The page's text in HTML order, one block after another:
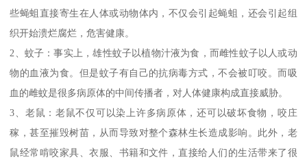
些蝇蛆直接寄生在人体或动物体内，不仅会引起蝇蛆，还会引起组
织开始溃烂腐烂，危害健康。
2、蚊子：事实上，雄性蚊子以植物汁液为食，而雌性蚊子以人或动
物的血液为食。但是蚊子有自己的抗病毒方式，不会被叮咬。而吸
血的雌蚊是很多病原体的中间传播者，对人体健康构成直接威胁。
3、老鼠：老鼠不仅可以染上许多病原体，还可以破坏食物，咬庄
稼，甚至摧毁树苗，从而导致对整个森林生长造成影响。此外，老
鼠经常啃咬家具、衣服、书籍和文件，直接给人们的生活带来了很